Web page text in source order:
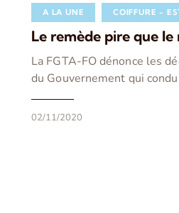
A LA UNE COIFFURE -
Le remède pire que le
La FGTA-FO dénonce les
du Gouvernement qui
02/11/2020